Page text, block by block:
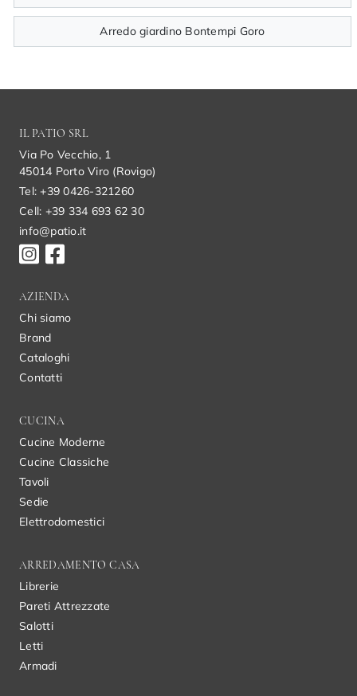
Arredo giardino Bontempi Goro
IL PATIO SRL
Via Po Vecchio, 1
45014 Porto Viro (Rovigo)
Tel: +39 0426-321260
Cell: +39 334 693 62 30
info@patio.it
AZIENDA
Chi siamo
Brand
Cataloghi
Contatti
CUCINA
Cucine Moderne
Cucine Classiche
Tavoli
Sedie
Elettrodomestici
ARREDAMENTO CASA
Librerie
Pareti Attrezzate
Salotti
Letti
Armadi